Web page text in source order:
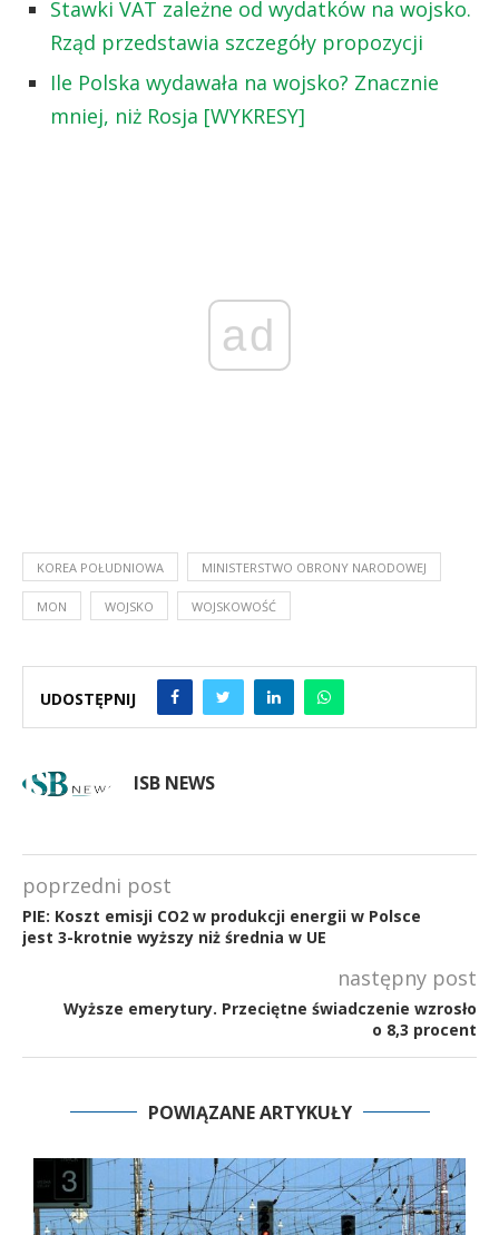
Stawki VAT zależne od wydatków na wojsko.
Rząd przedstawia szczegóły propozycji
Ile Polska wydawała na wojsko? Znacznie
mniej, niż Rosja [WYKRESY]
ad
KOREA POŁUDNIOWA MINISTERSTWO OBRONY NARODOWEJ
MON WOJSKO WOJSKOWOŚĆ
UDOSTĘPNIJ
ISB NEWS
poprzedni post
PIE: Koszt emisji CO2 w produkcji energii w Polsce
jest 3-krotnie wyższy niż średnia w UE
następny post
Wyższe emerytury. Przeciętne świadczenie wzrosło
o 8,3 procent
POWIĄZANE ARTYKUŁY